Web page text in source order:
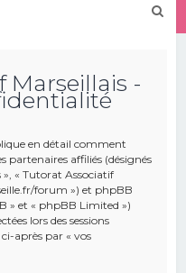
Marseillais -
en détail comment
partenaires affiliés (désignés
», « Tutorat Associatif
forum ») et phpBB
» et « phpBB Limited »)
lors des sessions
après par « vos